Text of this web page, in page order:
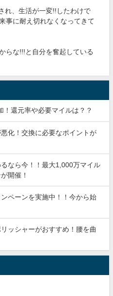
れ、生活が一変!!したわけで
事に耐え切れなくなってきて
らな!!!と自分を奮起している
！還元率や必要マイルは？？
化！交換に必要なポイントが
なら今！！最大1,000万マイル
開催！
ペーンを実施中！！今から始
ッシャーがおすすめ！腰を曲